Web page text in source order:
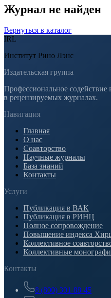
Журнал не найден
Вернуться в каталог
IRL
Институт Рино Лэнс
Издательская группа
Профессиональное
в рецензируемых журналах.
Навигация
Главная
О нас
Соавторство
Научные журналы
База знаний
Контакты
Услуги
Публикация в ВАК
Публикация в РИНЦ
Полное сопровождение
Повышение индекса
Коллективное
Коллективные
Контакты
8 (800) 301-88-45